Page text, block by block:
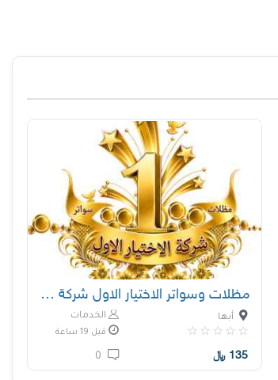
مظلات وسواتر الاختيار الاول شركة سواتر ومظلات
الخدمات أبها
قبل 19 ساعة
135 ﷼